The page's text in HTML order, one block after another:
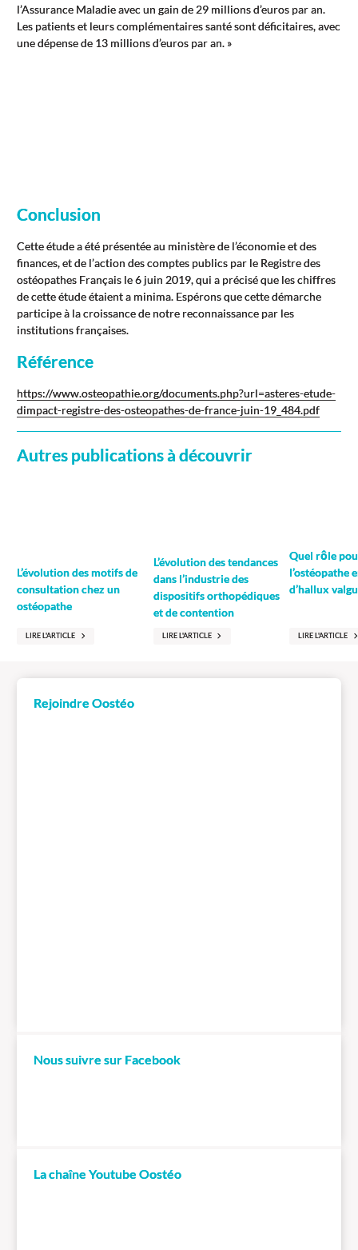
l’Assurance Maladie avec un gain de 29 millions d’euros par an.
Les patients et leurs complémentaires santé sont déficitaires, avec
une dépense de 13 millions d’euros par an. »
Conclusion
Cette étude a été présentée au ministère de l’économie et des
finances, et de l’action des comptes publics par le Registre des
ostéopathes Français le 6 juin 2019, qui a précisé que les chiffres
de cette étude étaient a minima. Espérons que cette démarche
participe à la croissance de notre reconnaissance par les
institutions françaises.
Référence
https://www.osteopathie.org/documents.php?url=asteres-etude-
dimpact-registre-des-osteopathes-de-france-juin-19_484.pdf
Autres publications à découvrir
L’évolution des motifs de
consultation chez un
ostéopathe
LIRE L'ARTICLE
L’évolution des tendances
dans l’industrie des
dispositifs orthopédiques
et de contention
LIRE L'ARTICLE
Quel rôle
l’ostéopathe
d’hallux
LIRE L'ARTICLE
Rejoindre Oostéo
Nous suivre sur Facebook
La chaîne Youtube Oostéo